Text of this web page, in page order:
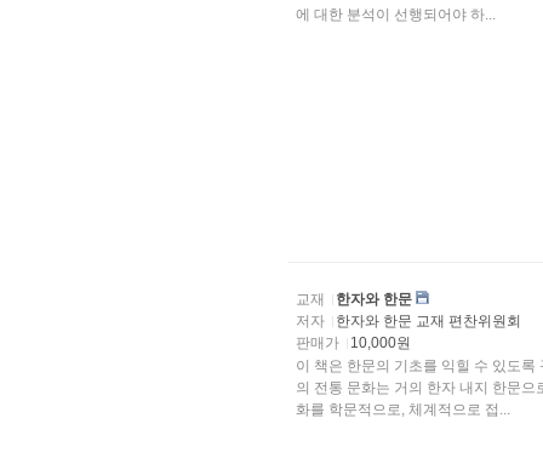
에 대한 분석이 선행되어야 하...
교재
한자와 한문
저자
한자와 한문 교재 편찬위원회
판매가
10,000원
이 책은 한문의 기초를 익힐 수 있도
의 전통 문화는 거의 한자 내지 한문
화를 학문적으로, 체계적으로 접...